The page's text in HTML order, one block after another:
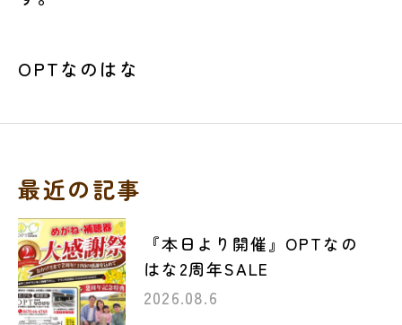
OPTなのはな
最近の記事
『本日より開催』OPTなの
はな2周年SALE
2026.08.6